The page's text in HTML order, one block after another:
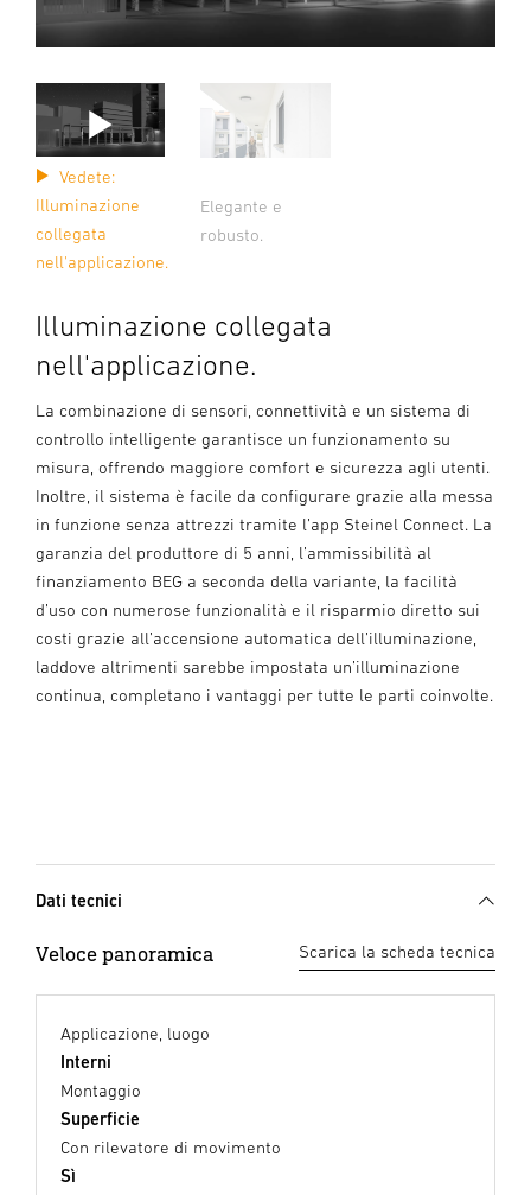
Vedete:
Illuminazione
collegata
nell'applicazione.
Elegante e
robusto.
Illuminazione collegata
nell'applicazione.
La combinazione di sensori, connettività e un sistema di
controllo intelligente garantisce un funzionamento su
misura, offrendo maggiore comfort e sicurezza agli utenti.
Inoltre, il sistema è facile da configurare grazie alla messa
in funzione senza attrezzi tramite l’app Steinel Connect. La
garanzia del produttore di 5 anni, l’ammissibilità al
finanziamento BEG a seconda della variante, la facilità
d’uso con numerose funzionalità e il risparmio diretto sui
costi grazie all’accensione automatica dell’illuminazione,
laddove altrimenti sarebbe impostata un’illuminazione
continua, completano i vantaggi per tutte le parti coinvolte.
Dati tecnici
Veloce panoramica Scarica la scheda tecnica
Applicazione, luogo
Interni
Montaggio
Superficie
Con rilevatore di movimento
Sì